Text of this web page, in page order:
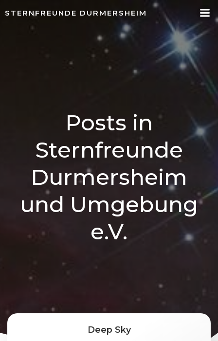
zum
Inhalt
STERNFREUNDE DURMERSHEIM
Posts in
Sternfreunde
Durmersheim
und Umgebung
e.V.
Deep Sky